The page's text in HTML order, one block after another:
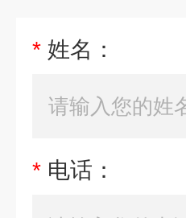
* 姓名：
* 电话：